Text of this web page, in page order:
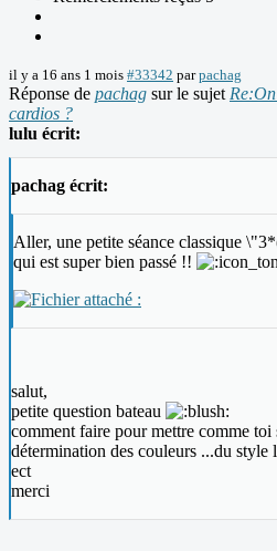
il y a 16 ans 1 mois #33342 parpachag
Réponse de pachag sur le sujet
cardios ?
lulu écrit:
pachag écrit:
Aller, une petite séance classique
qui est super bien passé !!
salut,
petite question bateau
comment faire pour mettre comme toi
détermination des couleurs ...du style
ect
merci